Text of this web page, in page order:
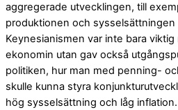
aggregerade utvecklingen, till
produktionen och sysselsättningen
Keynesianismen var inte bara
ekonomin utan gav också
politiken, hur man med penning-
skulle kunna styra
hög sysselsättning och låg inflation.